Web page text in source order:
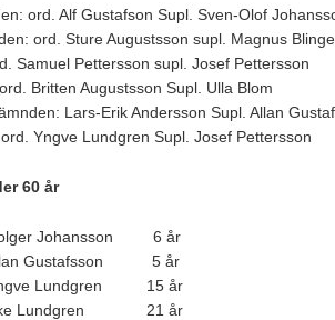
ord. Alf Gustafson Supl. Sven-Olof
ord. Sture Augustsson supl. Magnus Blinge
Samuel Pettersson supl. Josef Pettersson
Britten Augustsson Supl. Ulla Blom
Lars-Erik Andersson Supl. Allan
Yngve Lundgren Supl. Josef Pettersson
60 år
Johansson 6 år
Gustafsson 5 år
Lundgren 15 år
Lundgren 21 år